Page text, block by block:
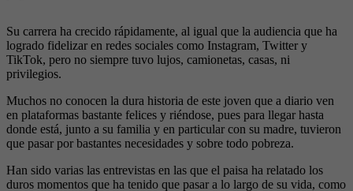
Su carrera ha crecido rápidamente, al igual que la audiencia que ha
logrado fidelizar en redes sociales como Instagram, Twitter y
TikTok, pero no siempre tuvo lujos, camionetas, casas, ni
privilegios.
Muchos no conocen la dura historia de este joven que a diario ven
en plataformas bastante felices y riéndose, pues para llegar hasta
donde está, junto a su familia y en particular con su madre, tuvieron
que pasar por bastantes necesidades y sobre todo pobreza.
Han sido varias las entrevistas en las que el paisa ha relatado los
duros momentos que ha tenido que pasar a lo largo de su vida, como